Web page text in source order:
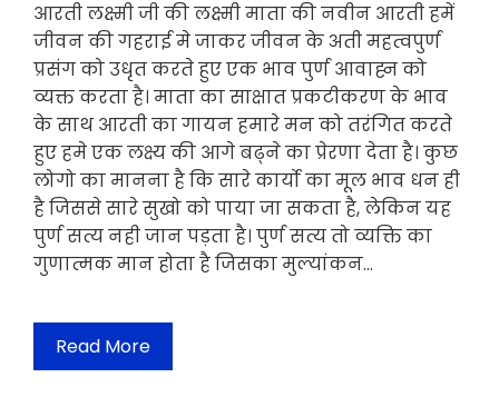
आरती लक्ष्मी जी की लक्ष्मी माता की नवीन आरती हमें
जीवन की गहराई मे जाकर जीवन के अती महत्वपुर्ण
प्रसंग को उधृत करते हुए एक भाव पुर्ण आवाह्न को
व्यक्त करता है। माता का साक्षात प्रकटीकरण के भाव
के साथ आरती का गायन हमारे मन को तरंगित करते
हुए हमे एक लक्ष्य की आगे बढ्ने का प्रेरणा देता है। कुछ
लोगो का मानना है कि सारे कार्यो का मूल भाव धन ही
है जिससे सारे सुखो को पाया जा सकता है, लेकिन यह
पुर्ण सत्य नही जान पड़ता है। पुर्ण सत्य तो व्यक्ति का
गुणात्मक मान होता है जिसका मुल्यांकन…
Read More